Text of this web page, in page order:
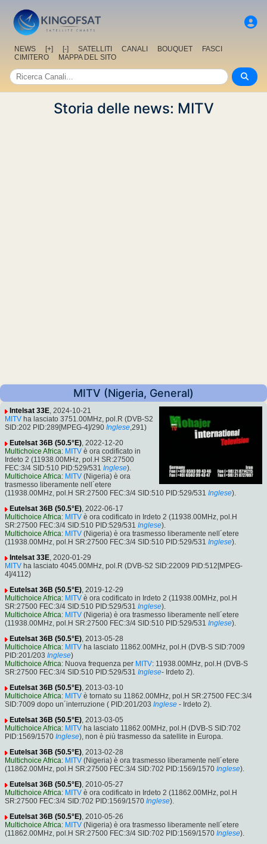
NEWS [+] [-] SATELLITI CANALI BOUQUET
FASCI
CIMITERO
MAPPA DEL SITO
Storia delle news: MITV
MITV (Nigeria, General)
Intelsat 33E, 2024-10-21
MITV ha lasciato 3751.00MHz, pol.R (DVB-S2
SID:202 PID:289[MPEG-4]/290 Inglese,291)
Eutelsat 36B (50.5°E), 2022-12-20
Multichoice Africa: MITV è ora codificato in
Irdeto 2 (11938.00MHz, pol.H SR:27500
FEC:3/4 SID:510 PID:529/531 Inglese).
Multichoice Africa: MITV (Nigeria) è ora
trasmesso liberamente nell´etere
(11938.00MHz, pol.H SR:27500 FEC:3/4 SID:510 PID:529/531 Inglese).
Eutelsat 36B (50.5°E), 2022-06-17
Multichoice Africa: MITV è ora codificato in Irdeto 2 (11938.00MHz, pol.H
SR:27500 FEC:3/4 SID:510 PID:529/531 Inglese).
Multichoice Africa: MITV (Nigeria) è ora trasmesso liberamente nell´etere
(11938.00MHz, pol.H SR:27500 FEC:3/4 SID:510 PID:529/531 Inglese).
Intelsat 33E, 2020-01-29
MITV ha lasciato 4045.00MHz, pol.R (DVB-S2 SID:22009 PID:512[MPEG-
4]/4112)
Eutelsat 36B (50.5°E), 2019-12-29
Multichoice Africa: MITV è ora codificato in Irdeto 2 (11938.00MHz, pol.H
SR:27500 FEC:3/4 SID:510 PID:529/531 Inglese).
Multichoice Africa: MITV (Nigeria) è ora trasmesso liberamente nell´etere
(11938.00MHz, pol.H SR:27500 FEC:3/4 SID:510 PID:529/531 Inglese).
Eutelsat 36B (50.5°E), 2013-05-28
Multichoice Africa: MITV ha lasciato 11862.00MHz, pol.H (DVB-S SID:7009
PID:201/203 Inglese)
Multichoice Africa: Nuova frequenza per MITV: 11938.00MHz, pol.H (DVB-S
SR:27500 FEC:3/4 SID:510 PID:529/531 Inglese- Irdeto 2).
Eutelsat 36B (50.5°E), 2013-03-10
Multichoice Africa: MITV è tornato su 11862.00MHz, pol.H SR:27500 FEC:3/4
SID:7009 dopo un´interruzione ( PID:201/203 Inglese - Irdeto 2).
Eutelsat 36B (50.5°E), 2013-03-05
Multichoice Africa: MITV ha lasciato 11862.00MHz, pol.H (DVB-S SID:702
PID:1569/1570 Inglese), non è più trasmesso da satellite in Europa.
Eutelsat 36B (50.5°E), 2013-02-28
Multichoice Africa: MITV (Nigeria) è ora trasmesso liberamente nell´etere
(11862.00MHz, pol.H SR:27500 FEC:3/4 SID:702 PID:1569/1570 Inglese).
Eutelsat 36B (50.5°E), 2010-05-27
Multichoice Africa: MITV è ora codificato in Irdeto 2 (11862.00MHz, pol.H
SR:27500 FEC:3/4 SID:702 PID:1569/1570 Inglese).
Eutelsat 36B (50.5°E), 2010-05-26
Multichoice Africa: MITV (Nigeria) è ora trasmesso liberamente nell´etere
(11862.00MHz, pol.H SR:27500 FEC:3/4 SID:702 PID:1569/1570 Inglese).